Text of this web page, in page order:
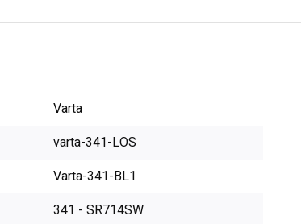
Varta
varta-341-LOS
Varta-341-BL1
341 - SR714SW